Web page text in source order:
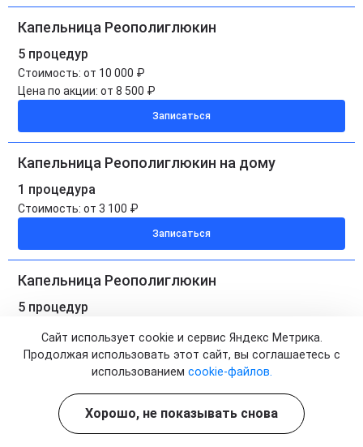
Капельница Реополиглюкин
5 процедур
Стоимость: от 10 000 ₽
Цена по акции: от 8 500 ₽
Записаться
Капельница Реополиглюкин на дому
1 процедура
Стоимость: от 3 100 ₽
Записаться
Капельница Реополиглюкин
5 процедур
Цена по акции:от 13 100 ₽
Записаться
Сайт использует cookie и сервис Яндекс Метрика.
Продолжая использовать этот сайт, вы соглашаетесь с
использованием cookie-файлов.
Хорошо, не показывать снова